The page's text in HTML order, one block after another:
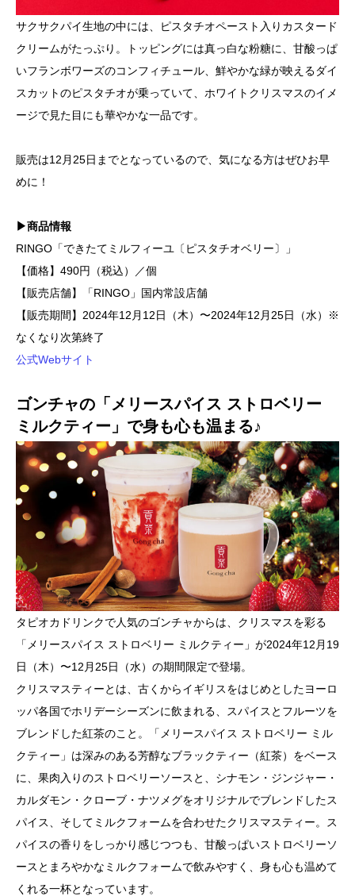
サクサクパイ生地の中には、ピスタチオペースト入りカスタード
クリームがたっぷり。トッピングには真っ白な粉糖に、甘酸っぱ
いフランボワーズのコンフィチュール、鮮やかな緑が映えるダイ
スカットのピスタチオが乗っていて、ホワイトクリスマスのイメ
ージで見た目にも華やかな一品です。
販売は12月25日までとなっているので、気になる方はぜひお早
めに！
▶商品情報
RINGO「できたてミルフィーユ〔ピスタチオベリー〕」
【価格】490円（税込）／個
【販売店舗】「RINGO」国内常設店舗
【販売期間】2024年12月12日（木）〜2024年12月25日（水）※
なくなり次第終了
公式Webサイト
ゴンチャの「メリースパイス ストロベリー
ミルクティー」で身も心も温まる♪
タピオカドリンクで人気のゴンチャからは、クリスマスを彩る
「メリースパイス ストロベリー ミルクティー」が2024年12月19
日（木）〜12月25日（水）の期間限定で登場。
クリスマスティーとは、古くからイギリスをはじめとしたヨーロ
ッパ各国でホリデーシーズンに飲まれる、スパイスとフルーツを
ブレンドした紅茶のこと。「メリースパイス ストロベリー ミル
クティー」は深みのある芳醇なブラックティー（紅茶）をベース
に、果肉入りのストロベリーソースと、シナモン・ジンジャー・
カルダモン・クローブ・ナツメグをオリジナルでブレンドしたス
パイス、そしてミルクフォームを合わせたクリスマスティー。ス
パイスの香りをしっかり感じつつも、甘酸っぱいストロベリーソ
ースとまろやかなミルクフォームで飲みやすく、身も心も温めて
くれる一杯となっています。